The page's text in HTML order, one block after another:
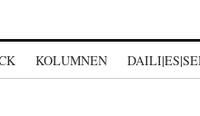
KOLUMNEN